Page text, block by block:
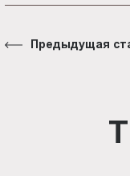
Предыдущая